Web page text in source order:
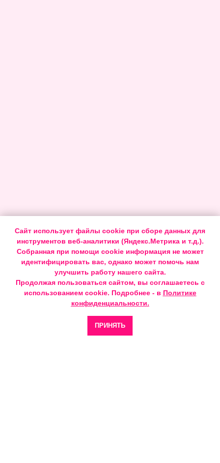
Сайт использует файлы cookie при сборе данных для
инструментов веб-аналитики (Яндекс.Метрика и т.д.).
Собранная при помощи cookie информация не может
идентифицировать вас, однако может помочь нам
улучшить работу нашего сайта.
Продолжая пользоваться сайтом, вы соглашаетесь с
использованием cookie. Подробнее - в Политике
конфиденциальности.
ПРИНЯТЬ